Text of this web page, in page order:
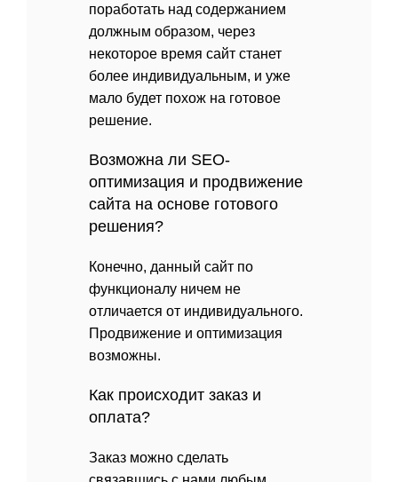
поработать над содержанием
должным образом, через
некоторое время сайт станет
более индивидуальным, и уже
мало будет похож на готовое
решение.
Возможна ли SEO-
оптимизация и продвижение
сайта на основе готового
решения?
Конечно, данный сайт по
функционалу ничем не
отличается от индивидуального.
Продвижение и оптимизация
возможны.
Как происходит заказ и
оплата?
Заказ можно сделать